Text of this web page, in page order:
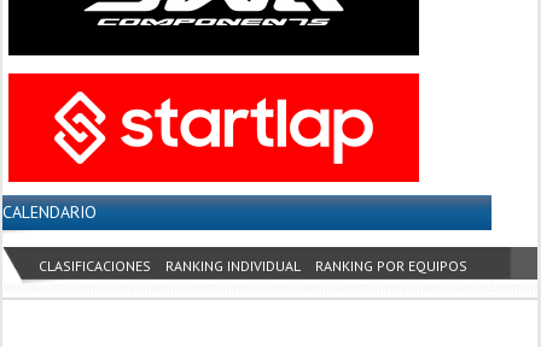
CALENDARIO
CLASIFICACIONES RANKING INDIVIDUAL RANKING POR EQUIPOS